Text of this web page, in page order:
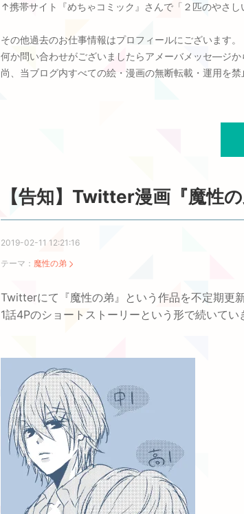
↑携帯サイト『めちゃコミック』さんで「２匹のやさ
その他過去のお仕事情報はプロフィールにございます。
何か問い合わせがございましたらアメーバメッセ―ジか
尚、当ブログ内すべての絵・漫画の無断転載・運用を禁
【告知】Twitter漫画『魔性
2019-02-11 12:21:16
テーマ： 魔性の弟
Twitterにて『魔性の弟』という作品を不定期更
1話4Pのショートストーリーという形で続いてい